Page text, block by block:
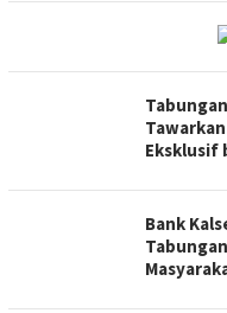
Eksklusif
Bank